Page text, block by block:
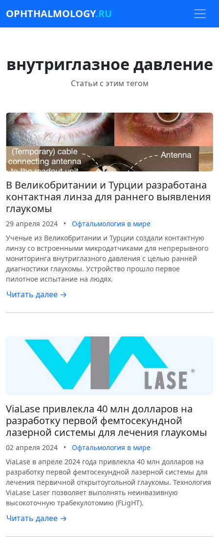
OPHTHALMOLOGY.RU
внутриглазное давление
Статьи с этим тегом
В Великобритании и Турции разработана
контактная линза для раннего выявления
глаукомы
29 апреля 2024 •
Офтальмология в мире
Ученые из Великобритании и Турции создали контактную
линзу со встроенными микродатчиками для непрерывного
мониторинга внутриглазного давления с целью ранней
диагностики глаукомы. Устройство прошло первое
пилотное испытание на людях.
Читать далее →
ViaLase привлекла 40 млн долларов на
разработку первой фемтосекундной
лазерной системы для лечения глаукомы
02 апреля 2024 •
Офтальмология в мире
ViaLase в апреле 2024 года привлекла 40 млн долларов на
разработку первой фемтосекундной лазерной системы для
лечения первичной открытоугольной глаукомы. Технология
ViaLase Laser позволяет выполнять неинвазивную
высокоточную трабекулотомию (FLigHT).
Читать далее →